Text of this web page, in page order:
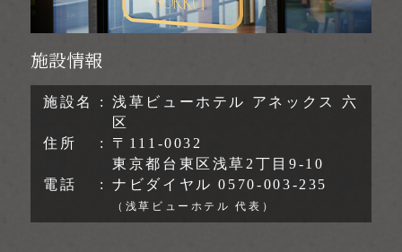
施設情報
施設名
浅草ビューホテル アネックス 六
区
住所
〒111-0032
東京都台東区浅草2丁目9-10
電話
ナビダイヤル0570-003-235
（浅草ビューホテル 代表）